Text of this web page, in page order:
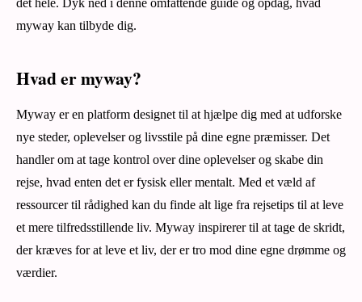
myway kan tilbyde dig.
Hvad er myway?
Myway er en platform designet til at hjælpe dig med at udforske
nye steder, oplevelser og livsstile på dine egne præmisser. Det
handler om at tage kontrol over dine oplevelser og skabe din
rejse, hvad enten det er fysisk eller mentalt. Med et væld af
ressourcer til rådighed kan du finde alt lige fra rejsetips til at leve
et mere tilfredsstillende liv. Myway inspirerer til at tage de skridt,
der kræves for at leve et liv, der er tro mod dine egne drømme og
værdier.